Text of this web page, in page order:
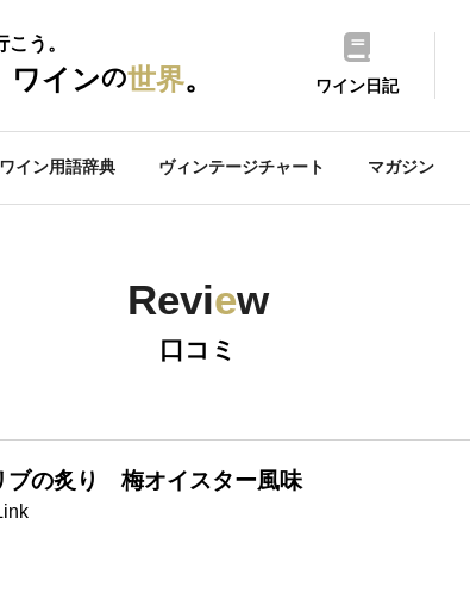
う。
ワインの世界。 ワイン日記
ワイン用語辞典 ヴィンテージチャート マガジン
Review
口コミ
ブの炙り 梅オイスター風味